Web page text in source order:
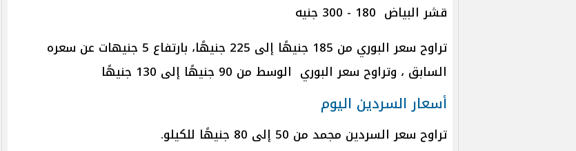
قشر البياض 180 - 300 جنيه
تراوح سعر البوري من 185 جنيهًا إلى 225 جنيهًا، بارتفاع 5 جنيهات عن سعره
السابق ، وتراوح سعر البوري الوسط من 90 جنيهًا إلى 130 جنيهًا
أسعار السردين اليوم
تراوح سعر السردين مجمد من 50 إلى 80 جنيهًا للكيلو.